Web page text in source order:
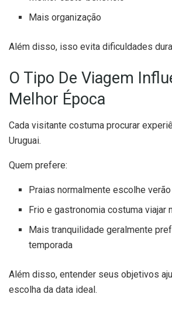
Mais organização
Além disso, isso evita dificuldades
O Tipo De Viagem
Melhor Época
Cada visitante costuma procurar
Uruguai.
Quem prefere:
Praias normalmente escolhe verão
Frio e gastronomia costuma viajar
Mais tranquilidade geralmente
temporada
Além disso, entender seus objetivos
escolha da data ideal.